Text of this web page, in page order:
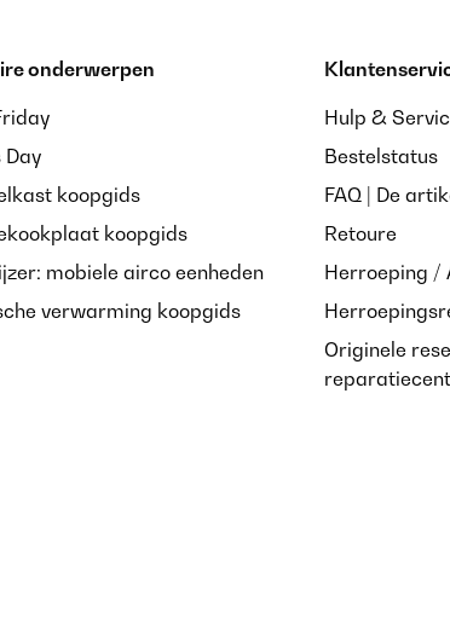
07/01/2025
qualité/prix
onderwerpen
Day
koopgids
koopgids
mobiele airco eenheden
verwarming koopgids
Hulp &
Bestelstatus
FAQ | De
Retoure
Herroeping /
Originele